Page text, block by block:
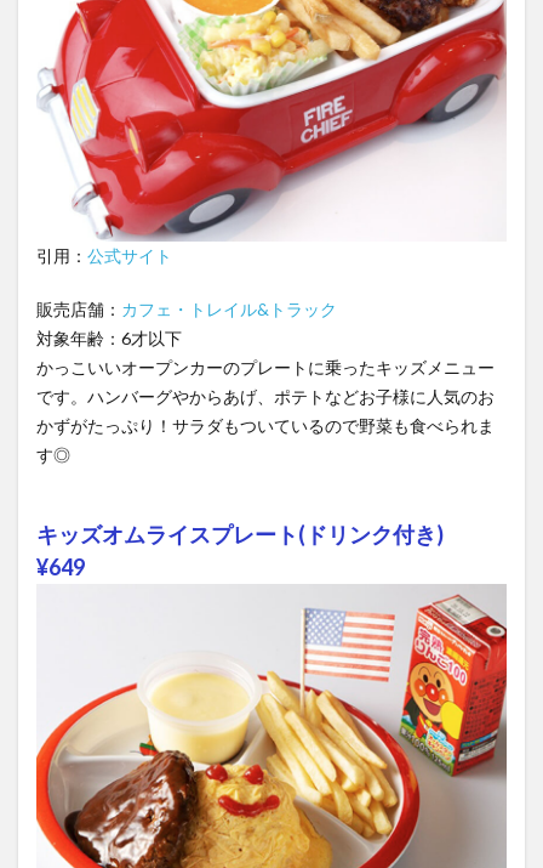
引用： 公式サイト
販売店舗： カフェ・トレイル&トラック
対象年齢：6才以下
かっこいいオープンカーのプレートに乗ったキッズメニュー
です。ハンバーグやからあげ、ポテトなどお子様に人気のお
かずがたっぷり！サラダもついているので野菜も食べられま
す◎
キッズオムライスプレート(ドリンク付き)
¥649